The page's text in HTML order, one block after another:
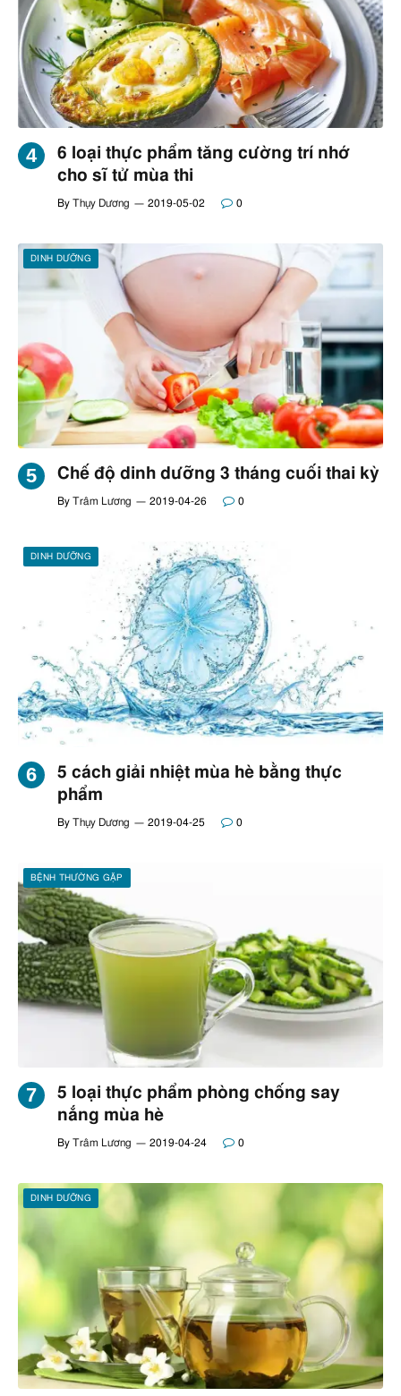
6 loại thực phẩm tăng cường trí nhớ
cho sĩ tử mùa thi
By Thụy Dương 2019-05-02 0
DINH DƯỠNG
Chế độ dinh dưỡng 3 tháng cuối thai kỳ
By Trâm Lương 2019-04-26 0
DINH DƯỠNG
5 cách giải nhiệt mùa hè bằng thực
phẩm
By Thụy Dương 2019-04-25 0
BỆNH THƯỜNG GẶP
5 loại thực phẩm phòng chống say
nắng mùa hè
By Trâm Lương 2019-04-24 0
DINH DƯỠNG